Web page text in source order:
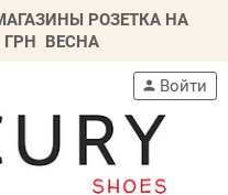
РОЗЕТКА НА
ГРН ВЕСНА
person Войти